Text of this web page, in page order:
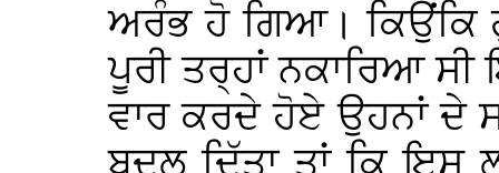
ਅਰੰਭ ਹੋ ਗਿਆ। ਕਿਉਂਕਿ
ਪੂਰੀ ਤਰ੍ਹਾਂ ਨਕਾਰਿਆ
ਵਾਰ ਕਰਦੇ ਹੋਏ ਉਹਨਾਂ ਦੇ
ਬਦਲ ਦਿੱਤਾ ਤਾਂ ਕਿ ਇਸ